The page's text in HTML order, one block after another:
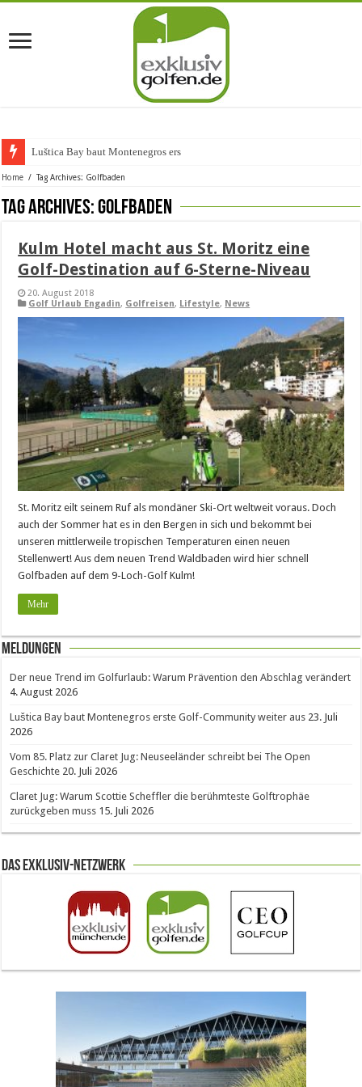
Luštica Bay baut Montenegros erste Go
Home / Tag Archives: Golfbaden
Tag Archives:Golfbaden
Kulm Hotel macht aus St. Moritz eine
Golf-Destination auf 6-Sterne-Niveau
20. August 2018
Golf Urlaub Engadin, Golfreisen, Lifestyle, News
St. Moritz eilt seinem Ruf als mondäner Ski-Ort weltweit voraus. Doch
auch der Sommer hat es in den Bergen in sich und bekommt bei
unseren mittlerweile tropischen Temperaturen einen neuen
Stellenwert! Aus dem neuen Trend Waldbaden wird hier schnell
Golfbaden auf dem 9-Loch-Golf Kulm!
Mehr
Meldungen
Der neue Trend im Golfurlaub: Warum Prävention den Abschlag verändert
4. August 2026
Luštica Bay baut Montenegros erste Golf-Community weiter aus 23. Juli
2026
Vom 85. Platz zur Claret Jug: Neuseeländer schreibt bei The Open
Geschichte 20. Juli 2026
Claret Jug: Warum Scottie Scheffler die berühmteste Golftrophäe
zurückgeben muss 15. Juli 2026
Das Exklusiv-Netzwerk